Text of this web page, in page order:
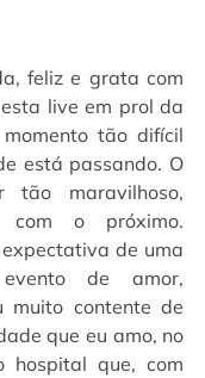
feliz e grata com
live em prol da
tão difícil
está passando. O
maravilhoso,
com o próximo.
de uma
de amor,
muito contente de
que eu amo, no
que, com